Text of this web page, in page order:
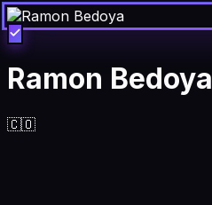
Ramon Bedoya
🇨🇴